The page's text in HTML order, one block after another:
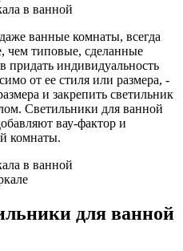
ванные комнаты, всегда
чем типовые, сделанные
придать индивидуальность
от ее стиля или размера, -
и закрепить светильник
Светильники для ванной
вау-фактор и
комнаты.
для ванной